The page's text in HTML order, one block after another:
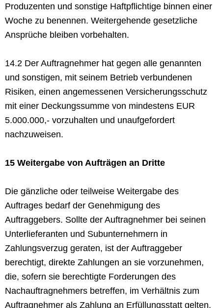
Produzenten und sonstige Haftpflichtige binnen einer
Woche zu benennen. Weitergehende gesetzliche
Ansprüche bleiben vorbehalten.
14.2 Der Auftragnehmer hat gegen alle genannten
und sonstigen, mit seinem Betrieb verbundenen
Risiken, einen angemessenen Versicherungsschutz
mit einer Deckungssumme von mindestens EUR
5.000.000,- vorzuhalten und unaufgefordert
nachzuweisen.
15 Weitergabe von Aufträgen an Dritte
Die gänzliche oder teilweise Weitergabe des
Auftrages bedarf der Genehmigung des
Auftraggebers. Sollte der Auftragnehmer bei seinen
Unterlieferanten und Subunternehmern in
Zahlungsverzug geraten, ist der Auftraggeber
berechtigt, direkte Zahlungen an sie vorzunehmen,
die, sofern sie berechtigte Forderungen des
Nachauftragnehmers betreffen, im Verhältnis zum
Auftragnehmer als Zahlung an Erfüllungsstatt gelten.